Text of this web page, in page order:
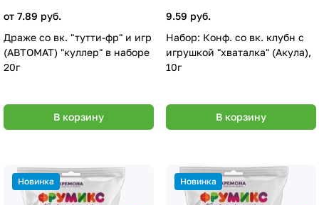
от 7.89 руб.
Драже со вк. "тутти-фр" и игр
(АВТОМАТ) "куллер" в наборе
20г
В корзину
9.59 руб.
Набор: Конф. со вк. клубн с
игрушкой "хваталка" (Акула),
10г
В корзину
Новинка Новинка